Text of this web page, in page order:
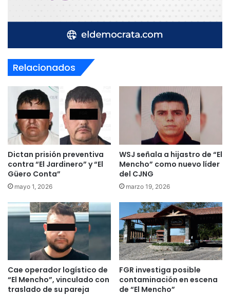
Relacionados
Dictan prisión preventiva
contra “El Jardinero” y “El
Güero Conta”
mayo 1, 2026
WSJ señala a hijastro de “El
Mencho” como nuevo líder
del CJNG
marzo 19, 2026
Cae operador logístico de
“El Mencho”, vinculado con
traslado de su pareja
FGR investiga posible
contaminación en escena
de “El Mencho”